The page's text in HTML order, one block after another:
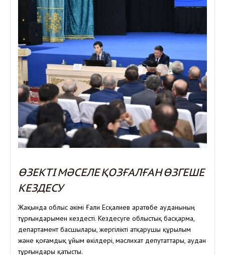
ӨЗЕКТІ МӘСЕЛЕ ҚОЗҒАЛҒАН ӨЗГЕШЕ
КЕЗДЕСУ
Жақында облыс әкімі Ғали Есқалиев Қаратөбе ауданының
тұрғындарымен кездесті. Кездесуге облыстық басқарма,
департамент басшылары, жергілікті атқарушы құрылым
және қоғамдық ұйым өкілдері, мәслихат депутаттары, аудан
тұрғындары қатысты.